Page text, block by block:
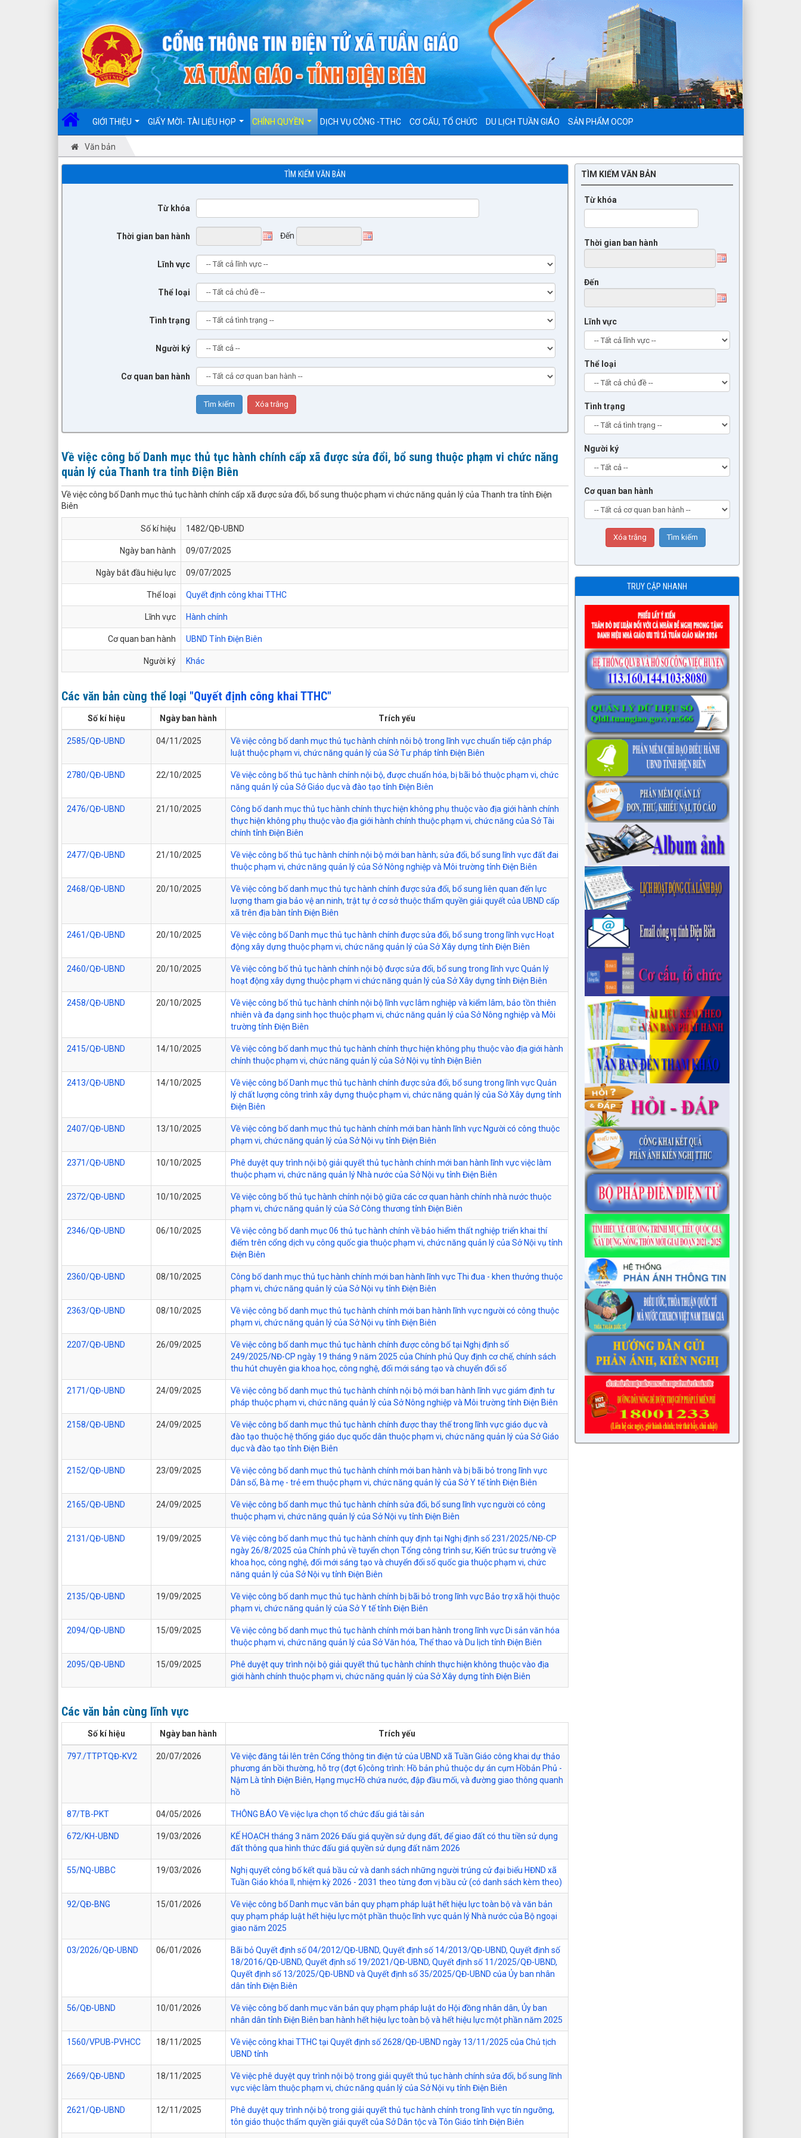
GIỚI THIỆU GIẤY MỜI- TÀI LIỆU HỌP CHÍNH QUYỀN DỊCH VỤ CÔNG -TTHC CƠ CẤU, TỔ CHỨC DU LỊCH TUẦN GIÁO SẢN PHẨM OCOP
Văn bản
TÌM KIẾM VĂN BẢN
Từ khóa
Thời gian ban hành Đến
Lĩnh vực
Thể loại
Tình trạng
Người ký
Cơ quan ban hành
Về việc công bố Danh mục thủ tục hành chính cấp xã được sửa đổi, bổ sung thuộc phạm vi chức năng
quản lý của Thanh tra tỉnh Điện Biên
Về việc công bố Danh mục thủ tục hành chính cấp xã được sửa đổi, bổ sung thuộc phạm vi chức năng quản lý của Thanh tra tỉnh Điện
Biên
Số kí hiệu 1482/QĐ-UBND
Ngày ban hành 09/07/2025
Ngày bắt đầu hiệu lực 09/07/2025
Thể loại Quyết định công khai TTHC
Lĩnh vực Hành chính
Cơ quan ban hành UBND Tỉnh Điện Biên
Người ký Khác
Các văn bản cùng thể loại "Quyết định công khai TTHC"
Số kí hiệu Ngày ban hành Trích yếu
2585/QĐ-UBND 04/11/2025
Về việc công bố danh mục thủ tục hành chính nôi bộ trong lĩnh vực chuẩn tiếp cận pháp
luật thuộc phạm vi, chức năng quản lý của Sở Tư pháp tỉnh Điện Biên
2780/QĐ-UBND 22/10/2025
Về việc công bố thủ tục hành chính nội bộ, được chuẩn hóa, bị bãi bỏ thuộc phạm vi, chức
năng quản lý của Sở Giáo dục và đào tạo tỉnh Điện Biên
2476/QĐ-UBND 21/10/2025
Công bố danh mục thủ tục hành chính thực hiện không phụ thuộc vào địa giới hành chính
thực hiện không phụ thuộc vào địa giới hành chính thuộc phạm vi, chức năng của Sở Tài
chính tỉnh Điện Biên
2477/QĐ-UBND 21/10/2025
Về việc công bố thủ tục hành chính nội bộ mới ban hành; sửa đổi, bổ sung lĩnh vực đất đai
thuộc phạm vi, chức năng quản lý của Sở Nông nghiệp và Môi trường tỉnh Điện Biên
2468/QĐ-UBND 20/10/2025
Về việc công bố danh mục thủ tực hành chính được sửa đổi, bổ sung liên quan đến lực
lượng tham gia bảo vệ an ninh, trật tự ở cơ sở thuộc thẩm quyền giải quyết của UBND cấp
xã trên địa bàn tỉnh Điện Biên
2461/QĐ-UBND 20/10/2025
Về việc công bố Danh mục thủ tục hành chính được sửa đổi, bổ sung trong lĩnh vực Hoạt
động xây dựng thuộc phạm vi, chức năng quản lý của Sở Xây dựng tỉnh Điện Biên
2460/QĐ-UBND 20/10/2025
Về việc công bố thủ tục hành chính nội bộ được sửa đổi, bổ sung trong lĩnh vực Quản lý
hoạt động xây dựng thuộc phạm vi chức năng quản lý của Sở Xây dựng tỉnh Điện Biên
2458/QĐ-UBND 20/10/2025
Về việc công bố thủ tục hành chính nội bộ lĩnh vực lâm nghiệp và kiểm lâm, bảo tồn thiên
nhiên và đa dạng sinh học thuộc phạm vi, chức năng quản lý của Sở Nông nghiệp và Môi
trường tỉnh Điện Biên
2415/QĐ-UBND 14/10/2025
Về việc công bố danh mục thủ tục hành chính thực hiện không phụ thuộc vào địa giới hành
chính thuộc phạm vi, chức năng quản lý của Sở Nội vụ tỉnh Điện Biên
2413/QĐ-UBND 14/10/2025
Về việc công bố Danh mục thủ tục hành chính được sửa đổi, bổ sung trong lĩnh vực Quản
lý chất lượng công trình xây dựng thuộc phạm vi, chức năng quản lý của Sở Xây dựng tỉnh
Điện Biên
2407/QĐ-UBND 13/10/2025
Về việc công bố danh mục thủ tục hành chính mới ban hành lĩnh vực Người có công thuộc
phạm vi, chức năng quản lý của Sở Nội vụ tỉnh Điện Biên
2371/QĐ-UBND 10/10/2025
Phê duyệt quy trình nội bộ giải quyết thủ tục hành chính mới ban hành lĩnh vực việc làm
thuộc phạm vi, chức năng quản lý Nhà nước của Sở Nội vụ tỉnh Điện Biên
2372/QĐ-UBND 10/10/2025
Về việc công bố thủ tục hành chính nội bộ giữa các cơ quan hành chính nhà nước thuộc
phạm vi, chức năng quản lý của Sở Công thương tỉnh Điện Biên
2346/QĐ-UBND 06/10/2025
Về việc công bố danh mục 06 thủ tục hành chính về bảo hiểm thất nghiệp triển khai thí
điểm trên cổng dịch vụ công quốc gia thuộc phạm vi, chức năng quản lý của Sở Nội vụ tỉnh
Điện Biên
2360/QĐ-UBND 08/10/2025
Công bố danh mục thủ tục hành chính mới ban hành lĩnh vực Thi đua - khen thưởng thuộc
phạm vi, chức năng quản lý của Sở Nội vụ tỉnh Điện Biên
2363/QĐ-UBND 08/10/2025
Về việc công bố danh mục thủ tục hành chính mới ban hành lĩnh vực người có công thuộc
phạm vi, chức năng quản lý của Sở Nội vụ tỉnh Điện Biên
2207/QĐ-UBND 26/09/2025
Về việc công bố danh mục thủ tục hành chính được công bố tại Nghị định số
249/2025/NĐ-CP ngày 19 tháng 9 năm 2025 của Chính phủ Quy định cơ chế, chính sách
thu hút chuyên gia khoa học, công nghệ, đổi mới sáng tạo và chuyển đổi số
2171/QĐ-UBND 24/09/2025
Về việc công bố danh mục thủ tục hành chính nội bộ mới ban hành lĩnh vực giám định tư
pháp thuộc phạm vi, chức năng quản lý của Sở Nông nghiệp và Môi trường tỉnh Điện Biên
2158/QĐ-UBND 24/09/2025
Về việc công bố danh mục thủ tục hành chính được thay thế trong lĩnh vực giáo dục và
đào tạo thuộc hệ thống giáo dục quốc dân thuộc phạm vi, chức năng quản lý của Sở Giáo
dục và đào tạo tỉnh Điện Biên
2152/QĐ-UBND 23/09/2025
Về việc công bố danh mục thủ tục hành chính mới ban hành và bị bãi bỏ trong lĩnh vực
Dân số, Bà mẹ - trẻ em thuộc phạm vi, chức năng quản lý của Sở Y tế tỉnh Điện Biên
2165/QĐ-UBND 24/09/2025
Về việc công bố danh mục thủ tục hành chính sửa đổi, bổ sung lĩnh vực người có công
thuộc phạm vi, chức năng quản lý của Sở Nội vụ tỉnh Điện Biên
2131/QĐ-UBND 19/09/2025
Về việc công bố danh mục thủ tục hành chính quy định tại Nghị định số 231/2025/NĐ-CP
ngày 26/8/2025 của Chính phủ về tuyển chọn Tổng công trình sư, Kiến trúc sư trưởng về
khoa học, công nghệ, đổi mới sáng tạo và chuyển đổi số quốc gia thuộc phạm vi, chức
năng quản lý của Sở Nội vụ tỉnh Điện Biên
2135/QĐ-UBND 19/09/2025
Về việc công bố danh mục thủ tục hành chính bị bãi bỏ trong lĩnh vực Bảo trợ xã hội thuộc
phạm vi, chức năng quản lý của Sở Y tế tỉnh Điện Biên
2094/QĐ-UBND 15/09/2025
Về việc công bố danh mục thủ tục hành chính mới ban hành trong lĩnh vực Di sản văn hóa
thuộc phạm vi, chức năng quản lý của Sở Văn hóa, Thể thao và Du lịch tỉnh Điện Biên
2095/QĐ-UBND 15/09/2025
Phê duyệt quy trình nội bộ giải quyết thủ tục hành chính thực hiện không thuộc vào địa
giới hành chính thuộc phạm vi, chức năng quản lý của Sở Xây dựng tỉnh Điện Biên
Các văn bản cùng lĩnh vực
Số kí hiệu Ngày ban hành Trích yếu
797./TTPTQĐ-KV2 20/07/2026
Về việc đăng tải lên trên Cổng thông tin điện tử của UBND xã Tuần Giáo công khai dự thảo
phương án bồi thường, hỗ trợ (đợt 6)công trình: Hồ bản phủ thuộc dự án cụm Hồbản Phủ -
Nậm Là tỉnh Điện Biên, Hạng mục:Hồ chứa nước, đập đầu mối, và đường giao thông quanh
hồ
87/TB-PKT 04/05/2026 THÔNG BÁO Về việc lựa chọn tổ chức đấu giá tài sản
672/KH-UBND 19/03/2026
KẾ HOẠCH tháng 3 năm 2026 Đấu giá quyền sử dụng đất, để giao đất có thu tiền sử dụng
đất thông qua hình thức đấu giá quyền sử dụng đất năm 2026
55/NQ-UBBC 19/03/2026
Nghị quyết công bố kết quả bầu cử và danh sách những người trúng cử đại biểu HĐND xã
Tuần Giáo khóa II, nhiệm kỳ 2026 - 2031 theo từng đơn vị bầu cử (có danh sách kèm theo)
92/QĐ-BNG 15/01/2026
Về việc công bố Danh mục văn bản quy phạm pháp luật hết hiệu lực toàn bộ và văn bản
quy phạm pháp luật hết hiệu lực một phần thuộc lĩnh vực quản lý Nhà nước của Bộ ngoại
giao năm 2025
03/2026/QĐ-UBND 06/01/2026
Bãi bỏ Quyết định số 04/2012/QĐ-UBND, Quyết định số 14/2013/QĐ-UBND, Quyết định số
18/2016/QĐ-UBND, Quyết định số 19/2021/QĐ-UBND, Quyết định số 11/2025/QĐ-UBND,
Quyết định số 13/2025/QĐ-UBND và Quyết định số 35/2025/QĐ-UBND của Ủy ban nhân
dân tỉnh Điện Biên
56/QĐ-UBND 10/01/2026
Về việc công bố danh mục văn bản quy phạm pháp luật do Hội đồng nhân dân, Ủy ban
nhân dân tỉnh Điện Biên ban hành hết hiệu lực toàn bộ và hết hiệu lực một phần năm 2025
1560/VPUB-PVHCC 18/11/2025
Về việc công khai TTHC tại Quyết định số 2628/QĐ-UBND ngày 13/11/2025 của Chủ tịch
UBND tỉnh
2669/QĐ-UBND 18/11/2025
Về việc phê duyệt quy trình nội bộ trong giải quyết thủ tục hành chính sửa đổi, bổ sung lĩnh
vực việc làm thuộc phạm vi, chức năng quản lý của Sở Nội vụ tỉnh Điện Biên
2621/QĐ-UBND 12/11/2025
Phê duyệt quy trình nội bộ trong giải quyết thủ tục hành chính trong lĩnh vực tín ngưỡng,
tôn giáo thuộc thẩm quyền giải quyết của Sở Dân tộc và Tôn Giáo tỉnh Điện Biên
TÌM KIẾM VĂN BẢN
Từ khóa
Thời gian ban hành
Đến
Lĩnh vực
Thể loại
Tình trạng
Người ký
Cơ quan ban hành
TRUY CẬP NHANH
Đã kết nối EMC